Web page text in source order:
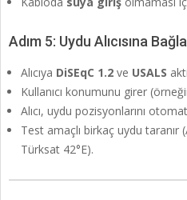
Adım 5: Uydu Alıcısına
Alıcıya DiSEqC 1.2 ve USALS
Kullanıcı konumunu girer
Alıcı, uydu pozisyonlarını
Test amaçlı birkaç uydu taranır
Türksat 42°E).